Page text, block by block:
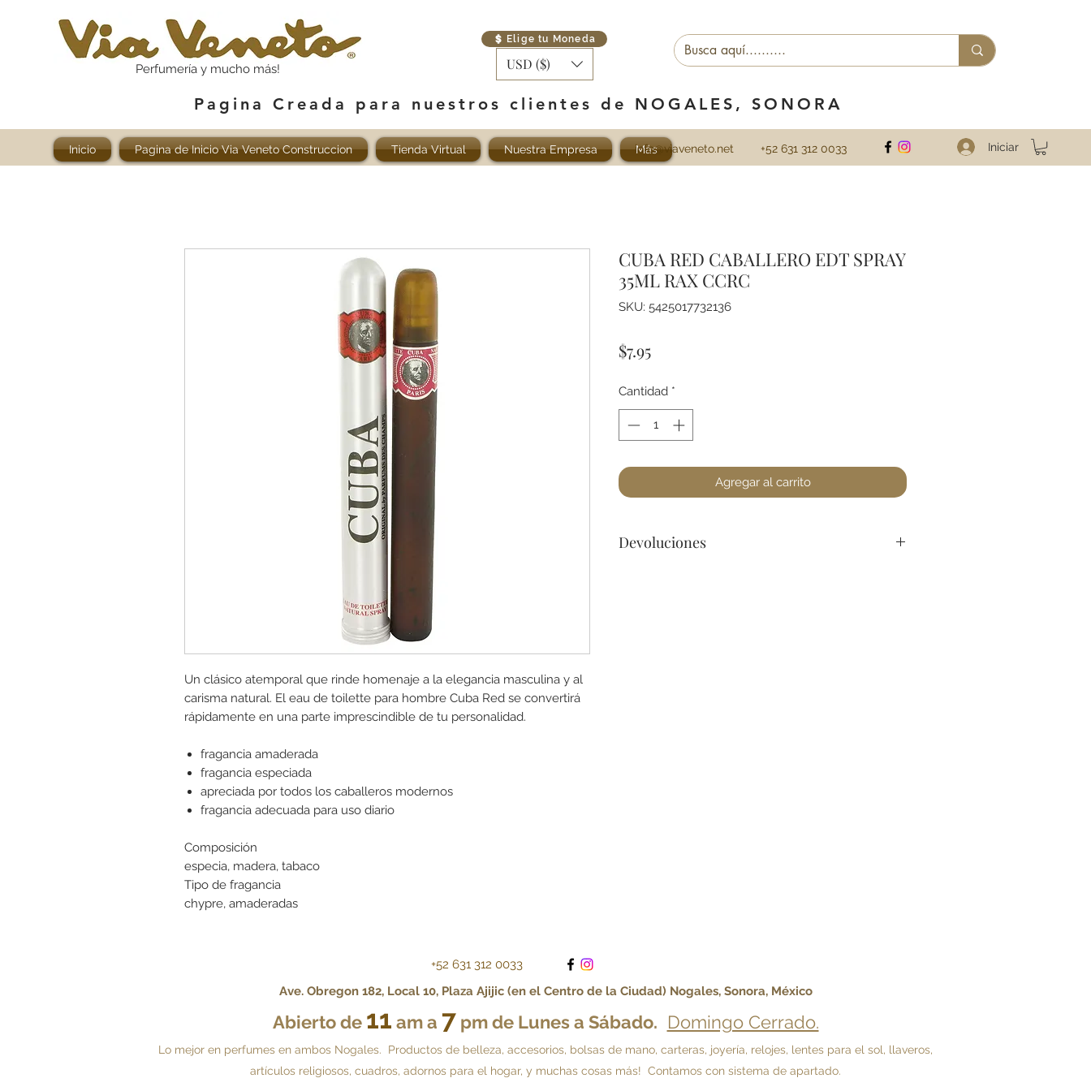
Perfumería y mucho más!
Elige tu Moneda
USD ($)
Pagina Creada para nuestros clientes de NOGALES, SONORA
Inicio Pagina de Inicio Via Veneto Construccion Tienda Virtual Nuestra Empresa Más
info@viaveneto.net +52 631 312 0033 Iniciar
Un clásico atemporal que rinde homenaje a la elegancia masculina y al
carisma natural. El eau de toilette para hombre Cuba Red se convertirá
rápidamente en una parte imprescindible de tu personalidad.
fragancia amaderada
fragancia especiada
apreciada por todos los caballeros modernos
fragancia adecuada para uso diario
Composición
especia, madera, tabaco
Tipo de fragancia
chypre, amaderadas
CUBA RED CABALLERO EDT SPRAY
35ML RAX CCRC
SKU: 5425017732136
$7.95Precio
Cantidad *
Agregar al carrito
Devoluciones
+52 631 312 0033
Ave. Obregon 182, Local 10, Plaza Ajijic (en el Centro de la Ciudad) Nogales, Sonora, México
Abierto de 11 am a 7 pm de Lunes a Sábado. Domingo Cerrado.
Lo mejor en perfumes en ambos Nogales. Productos de belleza, accesorios, bolsas de mano, carteras, joyería, relojes, lentes para el sol, llaveros,
artículos religiosos, cuadros, adornos para el hogar, y muchas cosas más! Contamos con sistema de apartado.